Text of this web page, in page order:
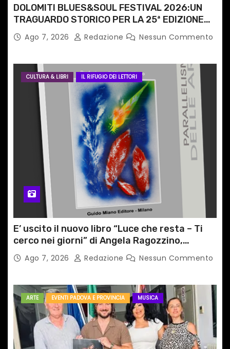
DOLOMITI BLUES&SOUL FESTIVAL 2026:UN
TRAGUARDO STORICO PER LA 25ª EDIZIONE
TRA LE CIME PATRIMONIO UNESCO
Ago 7, 2026 Redazione Nessun Commento
CULTURA & LIBRI IL RIFUGIO DEI LETTORI
E’ uscito il nuovo libro “Luce che resta – Ti
cerco nei giorni” di Angela Ragozzino,
medico primario di Capua
Ago 7, 2026 Redazione Nessun Commento
ARTE EVENTI PADOVA E PROVINCIA MUSICA